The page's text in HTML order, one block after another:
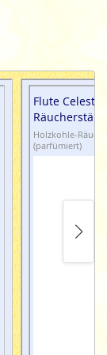
Flute
Holzkohle-
(parfümiert)